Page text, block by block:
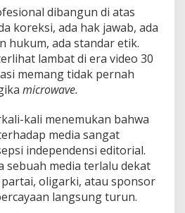
dibangun di atas
koreksi, ada hak jawab, ada
hukum, ada standar etik.
lambat di era video 30
memang tidak pernah
microwave.
kali menemukan bahwa
media sangat
independensi editorial.
sebuah media terlalu dekat
oligarki, atau sponsor
langsung turun.